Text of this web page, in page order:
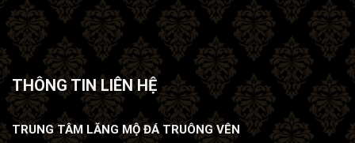
THÔNG TIN LIÊN HỆ
TRUNG TÂM LĂNG MỘ ĐÁ TRUÔNG VÊN